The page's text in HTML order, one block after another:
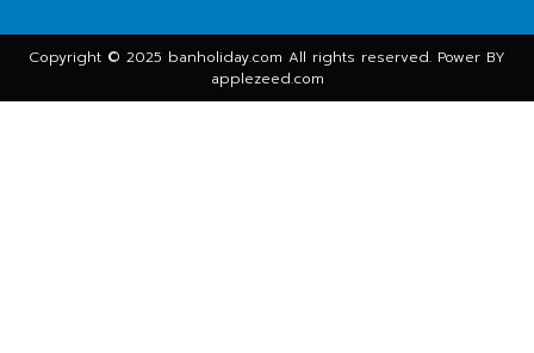
Copyright © 2025 banholiday.com All rights reserved. Power BY
applezeed.com